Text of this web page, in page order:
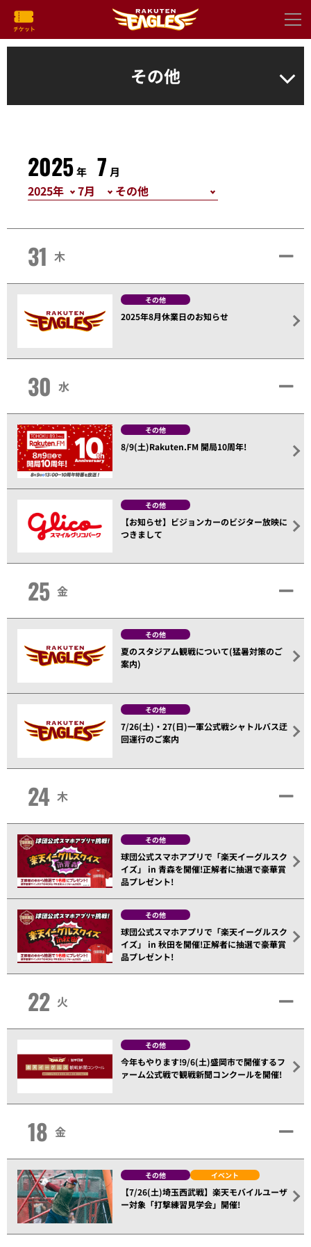
その他
2025年 7 月
31 木
その他
2025年8月休業日のお知らせ
30 水
その他
8/9(土)Rakuten.FM 開局10周年!
その他
【お知らせ】ビジョンカーのビジター放映に
つきまして
25 金
その他
夏のスタジアム観戦について(猛暑対策のご
案内)
その他
7/26(土)・27(日)一軍公式戦シャトルバス迂
回運行のご案内
24 木
その他
球団公式スマホアプリで「楽天イーグルスク
イズ」 in 青森を開催!正解者に抽選で豪華賞
品プレゼント!
その他
球団公式スマホアプリで「楽天イーグルスク
イズ」 in 秋田を開催!正解者に抽選で豪華賞
品プレゼント!
22 火
その他
今年もやります!9/6(土)盛岡市で開催するフ
ァーム公式戦で観戦新聞コンクールを開催!
18 金
その他 イベント
【7/26(土)埼玉西武戦】楽天モバイルユーザ
ー対象「打撃練習見学会」開催!